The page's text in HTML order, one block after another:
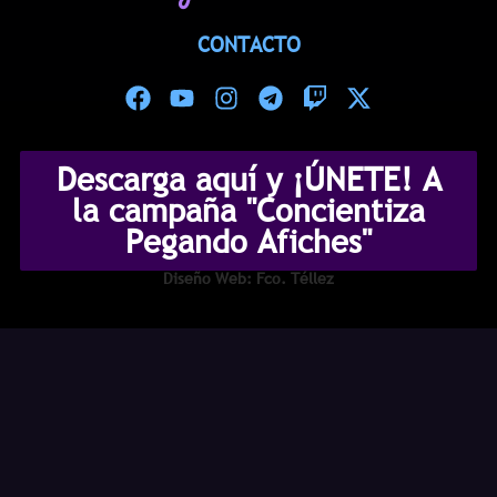
CONTACTO
Descarga aquí y ¡ÚNETE! A
la campaña "Concientiza
Pegando Afiches"
Diseño Web: Fco. Téllez